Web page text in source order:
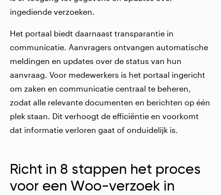
ingediende verzoeken.
Het portaal biedt daarnaast transparantie in
communicatie. Aanvragers ontvangen automatische
meldingen en updates over de status van hun
aanvraag. Voor medewerkers is het portaal ingericht
om zaken en communicatie centraal te beheren,
zodat alle relevante documenten en berichten op één
plek staan. Dit verhoogt de efficiëntie en voorkomt
dat informatie verloren gaat of onduidelijk is.
Richt in 8 stappen het proces
voor een Woo-verzoek in